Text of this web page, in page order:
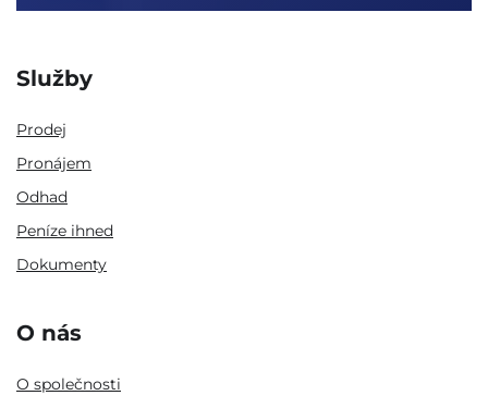
Služby
Prodej
Pronájem
Odhad
Peníze ihned
Dokumenty
O nás
O společnosti